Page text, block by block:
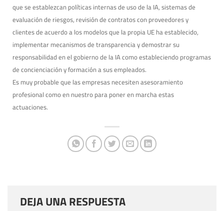
que se establezcan políticas internas de uso de la IA, sistemas de
evaluación de riesgos, revisión de contratos con proveedores y
clientes de acuerdo a los modelos que la propia UE ha establecido,
implementar mecanismos de transparencia y demostrar su
responsabilidad en el gobierno de la IA como estableciendo programas
de concienciación y formación a sus empleados.
Es muy probable que las empresas necesiten asesoramiento
profesional como en nuestro para poner en marcha estas
actuaciones.
DEJA UNA RESPUESTA